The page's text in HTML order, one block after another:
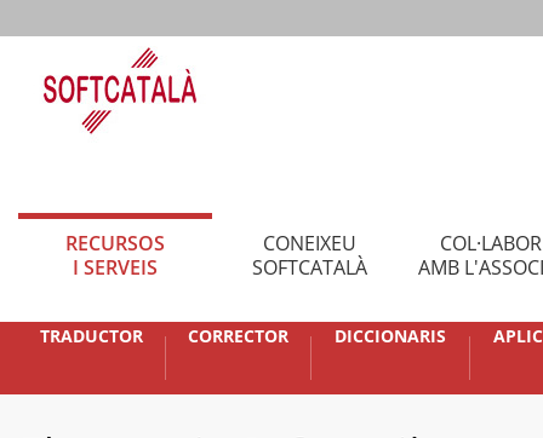
RECURSOS
I SERVEIS
CONEIXEU
SOFTCATALÀ
AMB
TRADUCTOR CORRECTOR DICCIONARIS